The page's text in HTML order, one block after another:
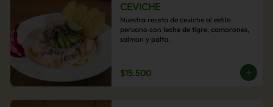
CEVICHE
Nuestra receta de ceviche al estilo
peruano con leche de tigre, camarones,
salmon y palta.
$15.500